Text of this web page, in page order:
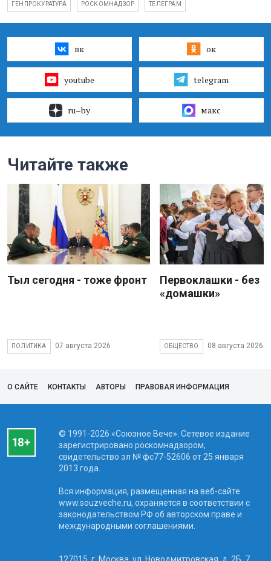
ГЕНПРОКУРАТУРА РОСКОМНАДЗОР ТЕЛЕГРАМ
вк ок
youtube telegram
ru–by макс
Читайте также
Тыл сегодня - тоже фронт
ПОЛИТИКА 07 августа 2026
Первоклашки - без
«домашки»
ОБЩЕСТВО 08 августа 2026
О САЙТЕ КОНТАКТЫ АВТОРЫ ПРАВОВАЯ ИНФОРМАЦИЯ
© 1991-2026 «Союзное Вече». Сетевое издание
зарегистрировано роскомнадзором,
свидетельство эл № фc77-52606 от 25 января
2013 года.
Вся информация, размещенная на веб-сайте
www.souzveche.ru, охраняется в соответствии с
законодательством РФ об авторском праве и
международными соглашениями.
127015, г. Москва, ул. Новодмитровская, д. 2Б, 7